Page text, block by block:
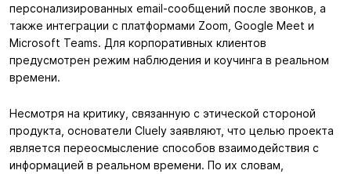
персонализированных email-сообщений после звонков, а
также интеграции с платформами Zoom, Google Meet и
Microsoft Teams. Для корпоративных клиентов
предусмотрен режим наблюдения и коучинга в реальном
времени.
Несмотря на критику, связанную с этической стороной
продукта, основатели Cluely заявляют, что целью проекта
является переосмысление способов взаимодействия с
информацией в реальном времени. По их словам,